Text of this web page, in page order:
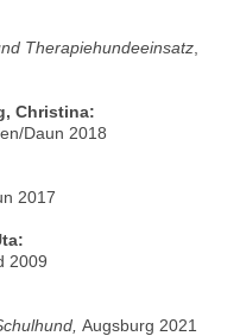
Therapiehundeeinsatz
Christina:
Daun 2018
2017
2009
Augsburg 2021